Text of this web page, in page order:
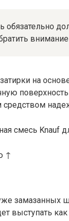
внимание
на
↑
замазанных
выступать